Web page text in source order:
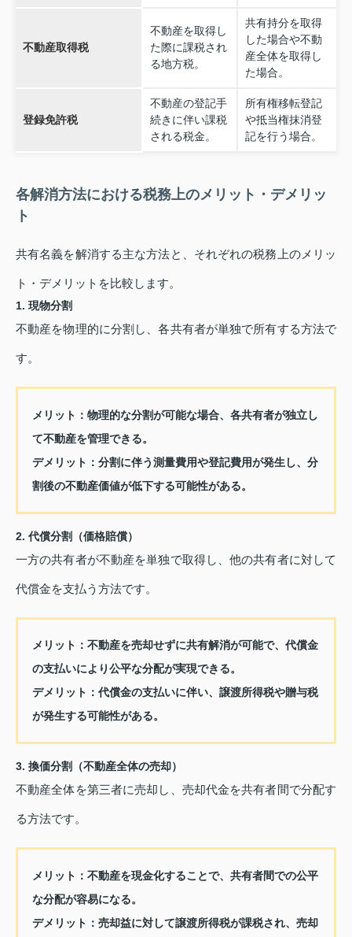
不動産取得税
不動産を取得し
た際に課税され
る地方税。
共有持分を取得
した場合や不動
産全体を取得し
た場合。
登録免許税
不動産の登記手
続きに伴い課税
される税金。
所有権移転登記
や抵当権抹消登
記を行う場合。
各解消方法における税務上のメリット・デメリッ
ト
共有名義を解消する主な方法と、それぞれの税務上のメリッ
ト・デメリットを比較します。
1. 現物分割
不動産を物理的に分割し、各共有者が単独で所有する方法で
す。
メリット： 物理的な分割が可能な場合、各共有者が独立し
て不動産を管理できる。
デメリット： 分割に伴う測量費用や登記費用が発生し、分
割後の不動産価値が低下する可能性がある。
2. 代償分割（価格賠償）
一方の共有者が不動産を単独で取得し、他の共有者に対して
代償金を支払う方法です。
メリット： 不動産を売却せずに共有解消が可能で、代償金
の支払いにより公平な分配が実現できる。
デメリット： 代償金の支払いに伴い、譲渡所得税や贈与税
が発生する可能性がある。
3. 換価分割（不動産全体の売却）
不動産全体を第三者に売却し、売却代金を共有者間で分配す
る方法です。
メリット： 不動産を現金化することで、共有者間での公平
な分配が容易になる。
デメリット： 売却益に対して譲渡所得税が課税され、売却